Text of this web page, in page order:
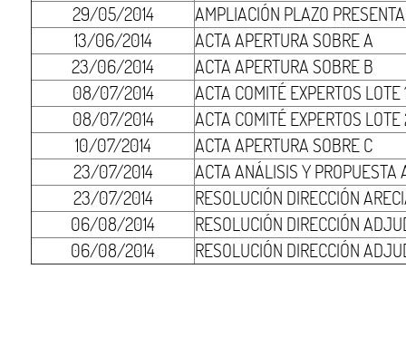
29/05/2014
AMPLIACIÓN PLAZO
13/06/2014
ACTA APERTURA SOBRE A
23/06/2014
ACTA APERTURA SOBRE B
08/07/2014
ACTA COMITÉ EXPERTOS LOTE
08/07/2014
ACTA COMITÉ EXPERTOS LOTE
10/07/2014
ACTA APERTURA SOBRE C
23/07/2014
ACTA ANÁLISIS Y PROPUESTA
23/07/2014
RESOLUCIÓN DIRECCIÓN
06/08/2014
RESOLUCIÓN DIRECCIÓN
06/08/2014
RESOLUCIÓN DIRECCIÓN